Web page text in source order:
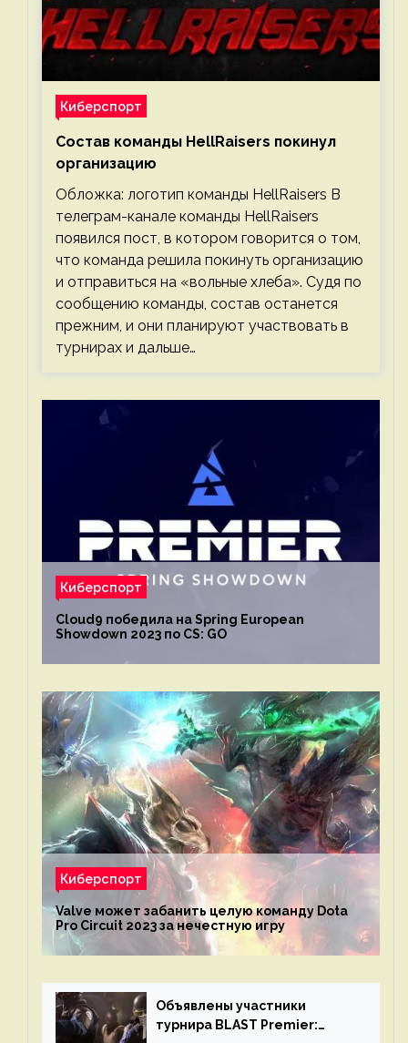
Киберспорт
Состав команды HellRaisers покинул
организацию
Обложка: логотип команды HellRaisers В
телеграм-канале команды HellRaisers
появился пост, в котором говорится о том,
что команда решила покинуть организацию
и отправиться на «вольные хлеба». Судя по
сообщению команды, состав останется
прежним, и они планируют участвовать в
турнирах и дальше…
Киберспорт
Cloud9 победила на Spring European
Showdown 2023 по CS: GO
Киберспорт
Valve может забанить целую команду Dota
Pro Circuit 2023 за нечестную игру
Объявлены участники
турнира BLAST Premier: